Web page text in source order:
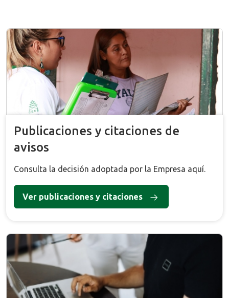
Publicaciones y citaciones de
avisos
Consulta la decisión adoptada por la Empresa aquí.
Ver publicaciones y citaciones